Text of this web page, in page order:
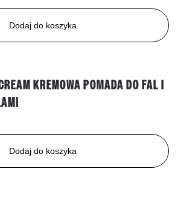
Dodaj do koszyka
KREMOWA POMADA DO FAL I
Dodaj do koszyka